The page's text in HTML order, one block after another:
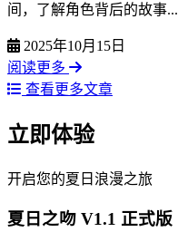
间，了解角色背后的故事...
2025年10月15日
阅读更多
查看更多文章
立即体验
开启您的夏日浪漫之旅
夏日之吻 V1.1 正式版